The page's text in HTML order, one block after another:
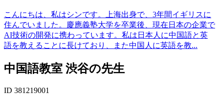
こんにちは、私はシンです。上海出身で、3年間イギリスに
住んでいました。慶應義塾大学を卒業後、現在日本の企業で
AI技術の開発に携わっています。私は日本人に中国語と英
語を教えることに長けており、また中国人に英語を教...
中国語教室 渋谷の先生
ID 381219001